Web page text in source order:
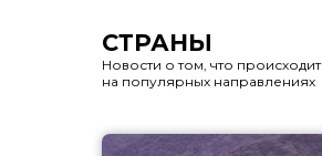
СТРАНЫ
Новости о том, что происходит
на популярных направлениях